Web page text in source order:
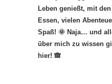
Leben genießt, mit
Essen, vielen
Spaß! 🌞 Naja… und
über mich zu wissen
hier! 🙈